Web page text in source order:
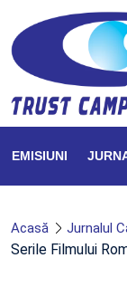
EMISIUNI
Acasă Jurnalul
Serile Filmului